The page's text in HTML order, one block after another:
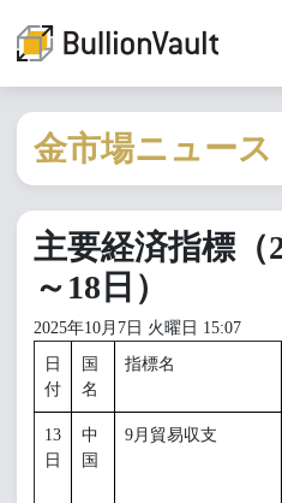
金市場ニュース
主要経済指標（
～18日）
2025年10月7日 火曜日 15:07
日
付
国
名
指標名
13
日
中
国
9月貿易収支